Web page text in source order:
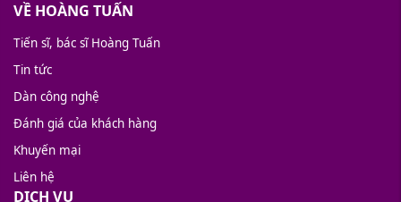
VỀ HOÀNG TUẤN
Tiến sĩ, bác sĩ Hoàng Tuấn
Tin tức
Dàn công nghệ
Đánh giá của khách hàng
Khuyến mại
Liên hệ
DỊCH VỤ